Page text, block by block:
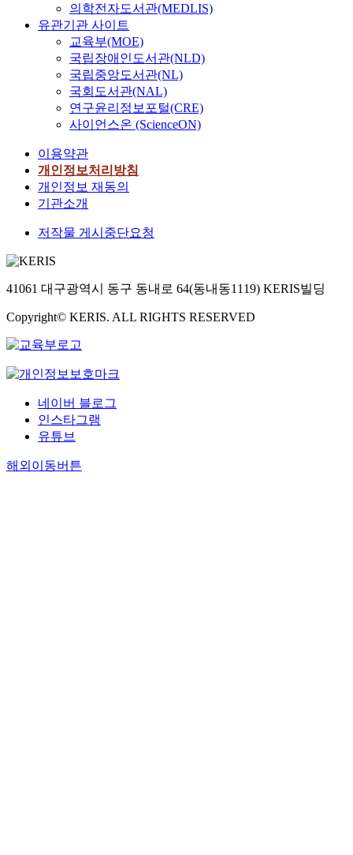
의학전자도서관(MEDLIS)
유관기관 사이트
교육부(MOE)
국립장애인도서관(NLD)
국립중앙도서관(NL)
국회도서관(NAL)
연구윤리정보포털(CRE)
사이언스온 (ScienceON)
이용약관
개인정보처리방침
개인정보 재동의
기관소개
저작물 게시중단요청
41061 대구광역시 동구 동내로 64(동내동1119) KERIS빌딩
Copyright© KERIS. ALL RIGHTS RESERVED
네이버 블로그
인스타그램
유튜브
해외이동버튼